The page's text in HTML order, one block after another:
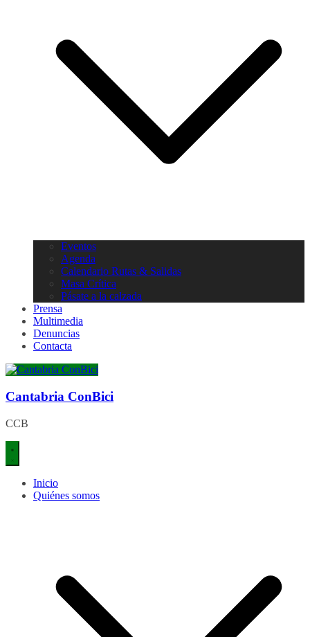
Eventos
Agenda
Calendario Rutas & Salidas
Masa Crítica
Pásate a la calzada
Prensa
Multimedia
Denuncias
Contacta
Cantabria ConBici
CCB
Inicio
Quiénes somos